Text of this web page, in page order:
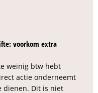
voorkom extra
weinig btw hebt
actie onderneemt
dienen. Dit is niet